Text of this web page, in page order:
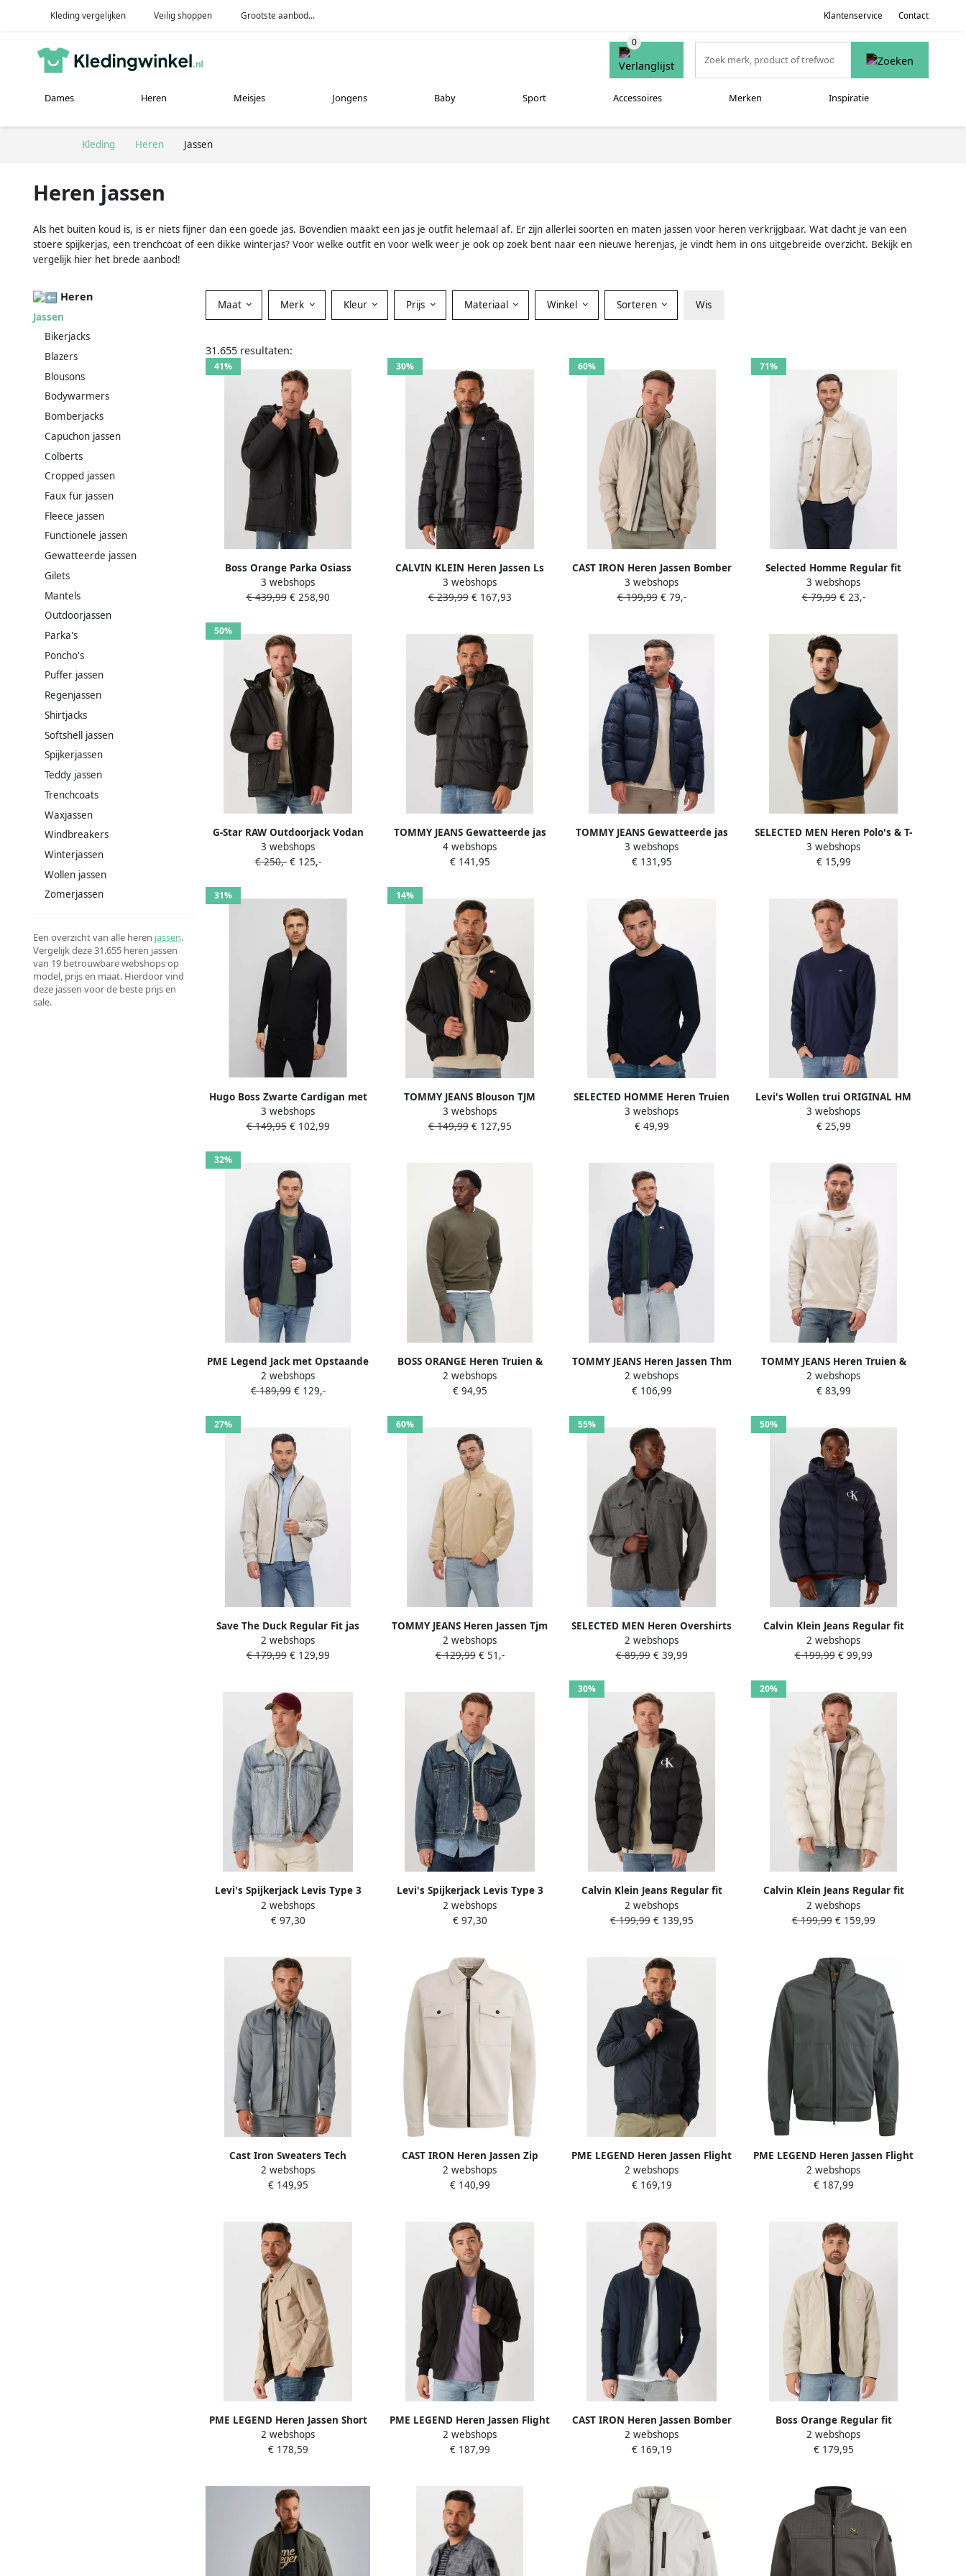
Kleding vergelijken Veilig shoppen Grootste aanbod... Klantenservice Contact
Dames Heren Meisjes Jongens Baby Sport Accessoires Merken Inspiratie
Kleding Heren Jassen
Heren jassen
Als het buiten koud is, is er niets fijner dan een goede jas. Bovendien maakt een jas je outfit helemaal af. Er zijn allerlei soorten en maten jassen voor heren verkrijgbaar. Wat dacht je van een
stoere spijkerjas, een trenchcoat of een dikke winterjas? Voor welke outfit en voor welk weer je ook op zoek bent naar een nieuwe herenjas, je vindt hem in ons uitgebreide overzicht. Bekijk en
vergelijk hier het brede aanbod!
Heren
Jassen
Bikerjacks
Blazers
Blousons
Bodywarmers
Bomberjacks
Capuchon jassen
Colberts
Cropped jassen
Faux fur jassen
Fleece jassen
Functionele jassen
Gewatteerde jassen
Gilets
Mantels
Outdoorjassen
Parka's
Poncho's
Puffer jassen
Regenjassen
Shirtjacks
Softshell jassen
Spijkerjassen
Teddy jassen
Trenchcoats
Waxjassen
Windbreakers
Winterjassen
Wollen jassen
Zomerjassen
Een overzicht van alle heren jassen.
Vergelijk deze 31.655 heren jassen
van 19 betrouwbare webshops op
model, prijs en maat. Hierdoor vind
deze jassen voor de beste prijs en
sale.
Maat Merk Kleur Prijs Materiaal Winkel Sorteren Wis
31.655 resultaten:
41%
Boss Orange Parka Osiass
relaxed fit met gewatteerde
capuchon verdekte ritssluiting
3 webshops
€ 439,99€ 258,90
30%
CALVIN KLEIN Heren Jassen Ls
Nylon Zip Off Hood Down Purrfer
Zwart
3 webshops
€ 239,99€ 167,93
60%
CAST IRON Heren Jassen Bomber
Jacket Heatman Summer Soft-
shell Zand
3 webshops
€ 199,99€ 79,-
71%
Selected Homme Regular fit
linnen overhemdjack met
kentkraag model 'LEROY SUN'
3 webshops
€ 79,99€ 23,-
50%
G-Star RAW Outdoorjack Vodan
Padded Hdd Jkt met verstelbare
taille
3 webshops
€ 250,-€ 125,-
TOMMY JEANS Gewatteerde jas
TJM ESSENTIAL DOWN JACKET EXT
Winterjas Outdoorjas Gevoerd 2
4 webshops
€ 141,95
TOMMY JEANS Gewatteerde jas
TJM ESSENTIAL DOWN JACKET EXT
Winterjas Outdoorjas Gevoerd 2
3 webshops
€ 131,95
SELECTED MEN Heren Polo's & T-
shirts Slhaspen Ss O-neck Tee
Noos Donkerblauw
3 webshops
€ 15,99
31%
Hugo Boss Zwarte Cardigan met
Lange Mouwen Rits en
Geborduurd Logo Black Heren
3 webshops
€ 149,95€ 102,99
14%
TOMMY JEANS Blouson TJM
ESSENTIAL PADDED JACKET EXT
Vrijetijdsjas overgangsjas
3 webshops
€ 149,99€ 127,95
SELECTED HOMME Heren Truien
& Vesten Slhberg Crew Neck
Noos Donkerblauw
3 webshops
€ 49,99
Levi's Wollen trui ORIGINAL HM
SWEATER in klassieke ronde
halsvorm
3 webshops
€ 25,99
32%
PME Legend Jack met Opstaande
kraag Model 'SKYGLIDER'
2 webshops
€ 189,99€ 129,-
BOSS ORANGE Heren Truien &
Vesten Westart Olijf
2 webshops
€ 94,95
TOMMY JEANS Heren Jassen Thm
Essential Jacket Ext Donkerblauw
2 webshops
€ 106,99
TOMMY JEANS Heren Truien &
Vesten Tjm Reg Badge Qz Ext
Ecru
2 webshops
€ 83,99
27%
Save The Duck Regular Fit jas
met opstaande kraag model
'Finlay'
2 webshops
€ 179,99€ 129,99
60%
TOMMY JEANS Heren Jassen Tjm
Essential Jacket Ext Beige
2 webshops
€ 129,99€ 51,-
55%
SELECTED MEN Heren Overshirts
Slhrlxpablo Wool Blend Overshirt
Grijs
2 webshops
€ 89,99€ 39,99
50%
Calvin Klein Jeans Regular fit
gewatteerd jack met logoprint
model 'Monogram'
2 webshops
€ 199,99€ 99,99
Levi's Spijkerjack Levis Type 3
Sherpa Trucker Jacket
2 webshops
€ 97,30
Levi's Spijkerjack Levis Type 3
Sherpa Trucker Jacket
2 webshops
€ 97,30
30%
Calvin Klein Jeans Regular fit
gewatteerd jack met logoprint
model 'Monogram'
2 webshops
€ 199,99€ 139,95
20%
Calvin Klein Jeans Regular fit
gewatteerd jack met logoprint
model 'Monogram'
2 webshops
€ 199,99€ 159,99
Cast Iron Sweaters Tech
Overshirt met rits Stormy Blauw
2 webshops
€ 149,95
CAST IRON Heren Jassen Zip
Jacket Interlock Sweat Beige
2 webshops
€ 140,99
PME LEGEND Heren Jassen Flight
Jacket Raider Shader Blauw
2 webshops
€ 169,19
PME LEGEND Heren Jassen Flight
Jacket Winglock 2 Layer Softshell
Groen
2 webshops
€ 187,99
PME LEGEND Heren Jassen Short
Jacket Aerovann High Dense
Crunch Zand
2 webshops
€ 178,59
PME LEGEND Heren Jassen Flight
Jacket Winglock 2 Layer Softshell
Zwart
2 webshops
€ 187,99
CAST IRON Heren Jassen Bomber
Jacket Throttle Barker Blauw
2 webshops
€ 169,19
Boss Orange Regular fit
overhemdjack met borstzakken
model 'Locky'
2 webshops
€ 179,95